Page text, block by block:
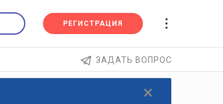
РЕГИСТРАЦИЯ
ЗАДАТЬ ВОПРОС
×